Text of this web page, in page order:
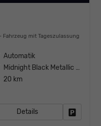
Fahrzeug mit Tageszulassung
Automatik
Midnight Black Metallic (0E)
20 km
Details